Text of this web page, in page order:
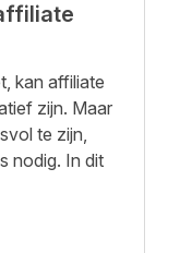
kan affiliate
zijn. Maar
te zijn,
nodig. In dit